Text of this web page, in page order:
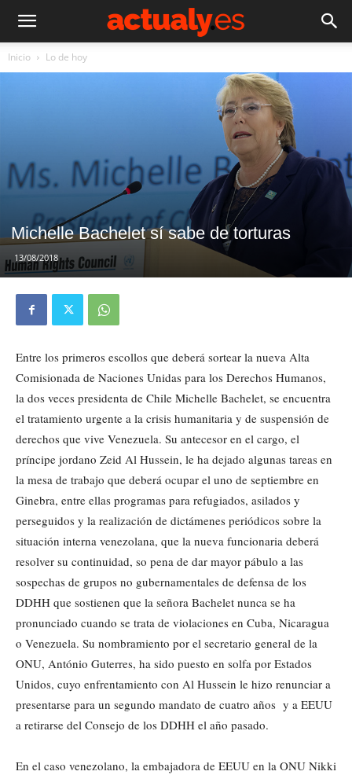
Inicio Lo de hoy
Michelle Bachelet sí sabe de torturas
13/08/2018
Entre los primeros escollos que deberá sortear la nueva Alta
Comisionada de Naciones Unidas para los Derechos Humanos,
la dos veces presidenta de Chile Michelle Bachelet, se encuentra
el tratamiento urgente a la crisis humanitaria y de suspensión de
derechos que vive Venezuela. Su antecesor en el cargo, el
príncipe jordano Zeid Al Hussein, le ha dejado algunas tareas en
la mesa de trabajo que deberá ocupar el uno de septiembre en
Ginebra, entre ellas programas para refugiados, asilados y
perseguidos y la realización de dictámenes periódicos sobre la
situación interna venezolana, que la nueva funcionaria deberá
resolver su continuidad, so pena de dar mayor pábulo a las
sospechas de grupos no gubernamentales de defensa de los
DDHH que sostienen que la señora Bachelet nunca se ha
pronunciado cuando se trata de violaciones en Cuba, Nicaragua
o Venezuela. Su nombramiento por el secretario general de la
ONU, António Guterres, ha sido puesto en solfa por Estados
Unidos, cuyo enfrentamiento con Al Hussein le hizo renunciar a
presentarse para un segundo mandato de cuatro años y a EEUU
a retirarse del Consejo de los DDHH el año pasado.
En el caso venezolano, la embajadora de EEUU en la ONU Nikki